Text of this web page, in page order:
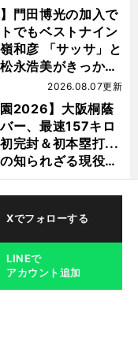
】門田博光の加入で
でもベストナイン
和彦 「サッサ」と
永浩美がきっか
園2026】大阪桐蔭
ー、最速157キロ
完封＆初本塁打...
知られざる現役時
2026.08.07更新
Xでフォローする
LINEで
アカウント追加